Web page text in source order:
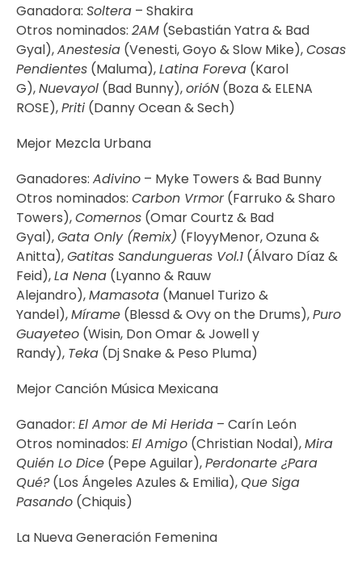
Ganadora: Soltera – Shakira
Otros nominados: 2AM (Sebastián Yatra & Bad
Gyal),Anestesia (Venesti, Goyo & Slow Mike),Cosas
Pendientes (Maluma),Latina Foreva (Karol
G),Nuevayol (Bad Bunny),orióN (Boza & ELENA
ROSE),Priti (Danny Ocean & Sech)
Mejor Mezcla Urbana
Ganadores: Adivino – Myke Towers & Bad Bunny
Otros nominados: Carbon Vrmor(Farruko & Sharo
Towers),Comernos (Omar Courtz & Bad
Gyal),Gata Only (Remix) (FloyyMenor, Ozuna &
Anitta),Gatitas Sandungueras Vol.1 (Álvaro Díaz &
Feid),La Nena (Lyanno & Rauw
Alejandro),Mamasota (Manuel Turizo &
Yandel),Mírame (Blessd & Ovy on the Drums),Puro
Guayeteo (Wisin, Don Omar & Jowell y
Randy), Teka (Dj Snake & Peso Pluma)
Mejor Canción Música Mexicana
Ganador: El Amor de Mi Herida – Carín León
Otros nominados: El Amigo (Christian Nodal),Mira
Quién Lo Dice (Pepe Aguilar),Perdonarte ¿Para
Qué?(Los Ángeles Azules & Emilia),Que Siga
Pasando (Chiquis)
La Nueva Generación Femenina